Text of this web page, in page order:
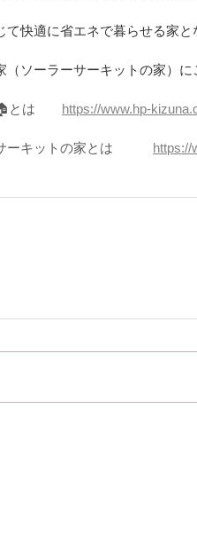
て快適に省エネで暮らせる家と
（ソーラーサーキットの家）
🏠とは https://www.hp-
サーキットの家とは https://